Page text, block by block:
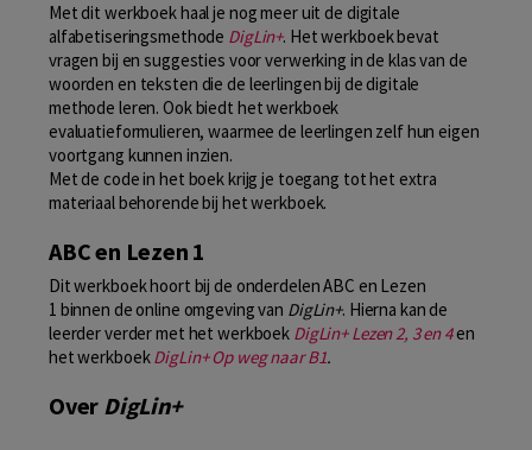
Met dit werkboek haal je nog meer uit de digitale
alfabetiseringsmethode DigLin+. Het werkboek bevat
vragen bij en suggesties voor verwerking in de klas van de
woorden en teksten die de leerlingen bij de digitale
methode leren. Ook biedt het werkboek
evaluatieformulieren, waarmee de leerlingen zelf hun eigen
voortgang kunnen inzien.
Met de code in het boek krijg je toegang tot het extra
materiaal behorende bij het werkboek.
ABC en Lezen 1
Dit werkboek hoort bij de onderdelen ABC en Lezen
1 binnen de online omgeving van DigLin+. Hierna kan de
leerder verder met het werkboek DigLin+ Lezen 2, 3 en 4en
het werkboekDigLin+ Op weg naar B1.
Over DigLin+